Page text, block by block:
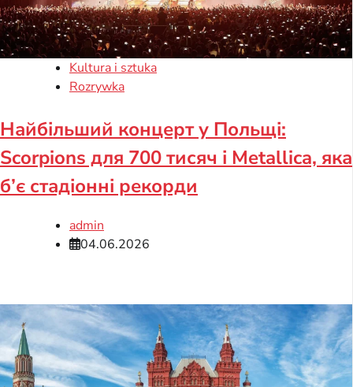
Kultura i sztuka
Rozrywka
Найбільший концерт у Польщі:
Scorpions для 700 тисяч і Metallica, яка
б’є стадіонні рекорди
admin
04.06.2026